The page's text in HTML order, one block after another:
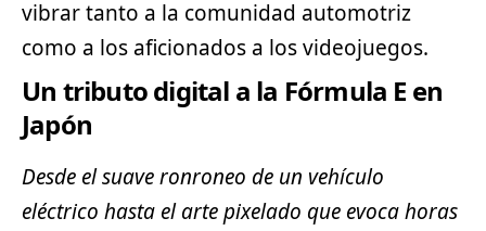
vibrar tanto a la comunidad automotriz
como a los aficionados a los videojuegos.
Un tributo digital a la Fórmula E en
Japón
Desde el suave ronroneo de un vehículo
eléctrico hasta el arte pixelado que evoca horas